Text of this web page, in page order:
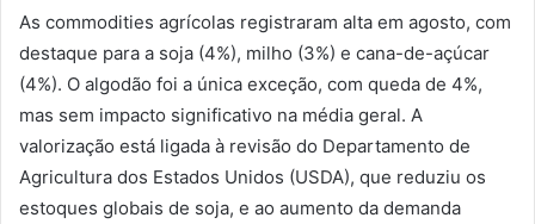
As commodities agrícolas registraram alta em agosto, com
destaque para a soja (4%), milho (3%) e cana-de-açúcar
(4%). O algodão foi a única exceção, com queda de 4%,
mas sem impacto significativo na média geral. A
valorização está ligada à revisão do Departamento de
Agricultura dos Estados Unidos (USDA), que reduziu os
estoques globais de soja, e ao aumento da demanda